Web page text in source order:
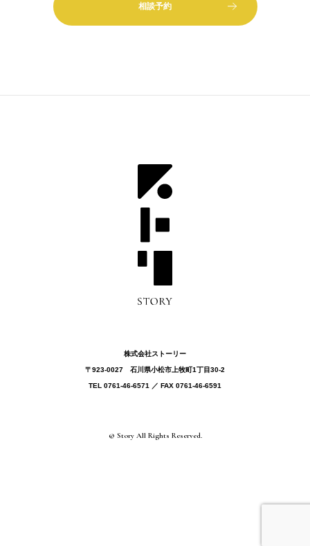
相談予約
株式会社ストーリー
〒923-0027 ⽯川県⼩松市上牧町1丁目30-2
TEL 0761-46-6571 ／ FAX 0761-46-6591
© Story All Rights Reserved.